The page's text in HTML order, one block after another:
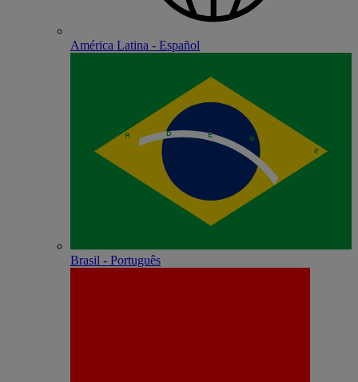
América Latina - Español
Brasil - Português